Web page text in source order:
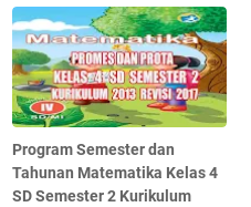
Program Semester dan
Tahunan Matematika Kelas 4
SD Semester 2 Kurikulum